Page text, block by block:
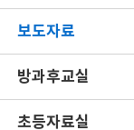
보도자료
방과후교실
초등자료실